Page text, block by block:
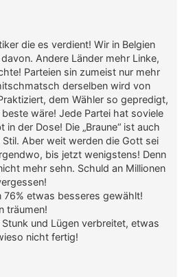
die es verdient! Wir in Belgien
Andere Länder mehr Linke,
Parteien sin zumeist nur mehr
derselben wird von
dem Wähler so gepredigt,
wäre! Jede Partei hat soviele
in der Dose! Die „Braune“ ist auch
Aber weit werden die Gott sei
bis jetzt wenigstens! Denn
mehr sehn. Schuld an Millionen
76% etwas besseres gewählt!
träumen!
und Lügen verbreitet, etwas
nicht fertig!